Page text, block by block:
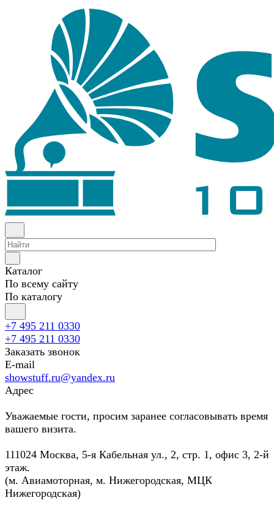
Каталог
По всему сайту
По каталогу
+7 495 211 0330
+7 495 211 0330
Заказать звонок
E-mail
showstuff.ru@yandex.ru
Адрес
Уважаемые гости, просим заранее согласовывать время
вашего визита.
111024 Москва, 5-я Кабельная ул., 2, стр. 1, офис 3, 2-й
этаж.
(м. Авиамоторная, м. Нижегородская, МЦК
Нижегородская)